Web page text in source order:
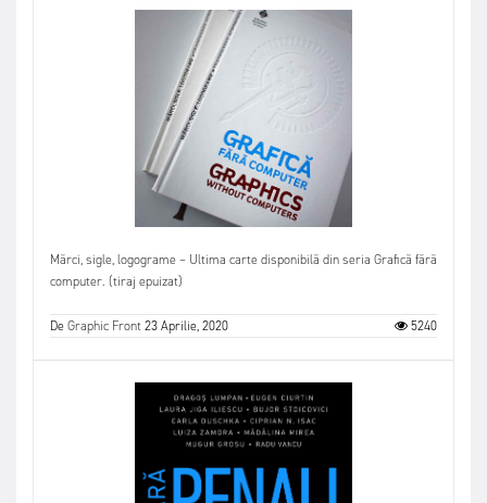
Mărci, sigle, logograme – Ultima carte disponibilă din seria Grafică fără
computer. (tiraj epuizat)
DeGraphic Front23 Aprilie, 2020 5240